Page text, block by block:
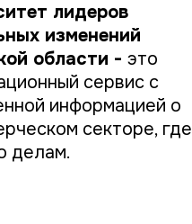
лидеров
изменений
области - это
сервис с
информацией о
секторе, где
делам.